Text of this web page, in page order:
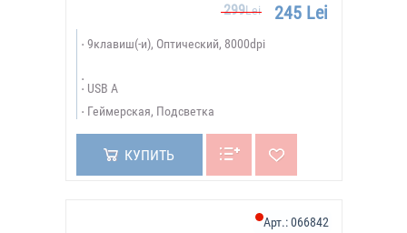
299Lei 245 Lei
9клавиш(-и), Оптический, 8000dpi
USB A
Геймерская, Подсветка
КУПИТЬ
Арт.:066842